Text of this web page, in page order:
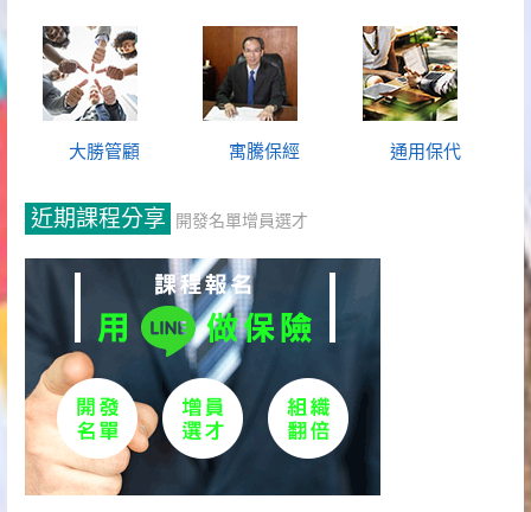
大勝管顧 寓騰保經 通用保代
近期課程分享 開發名單增員選才